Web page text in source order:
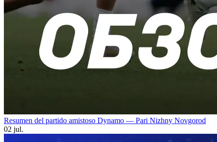
Resumen del partido amistoso Dynamo — Pari Nizhny Novgorod
02 jul.